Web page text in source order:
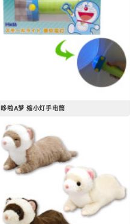
哆啦A梦 缩小灯手电筒